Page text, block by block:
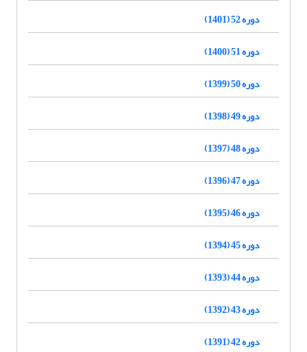
دوره 52 (1401)
دوره 51 (1400)
دوره 50 (1399)
دوره 49 (1398)
دوره 48 (1397)
دوره 47 (1396)
دوره 46 (1395)
دوره 45 (1394)
دوره 44 (1393)
دوره 43 (1392)
دوره 42 (1391)